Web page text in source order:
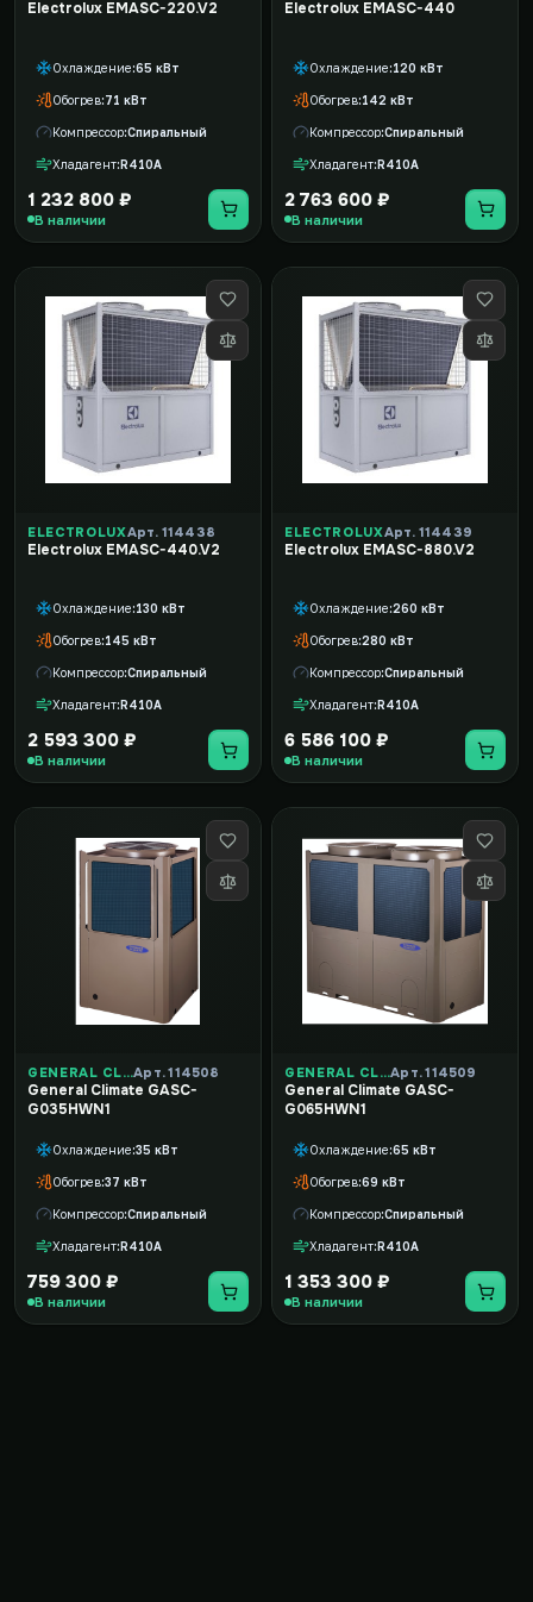
Electrolux EMASC-220.V2
Охлаждение 65 кВт
Обогрев 71 кВт
Компрессор Спиральный
Хладагент R410A
1 232 800 ₽
В наличии
Electrolux EMASC-440
Охлаждение 120 кВт
Обогрев 142 кВт
Компрессор Спиральный
Хладагент R410A
2 763 600 ₽
В наличии
ELECTROLUXАрт. 114438
Electrolux EMASC-440.V2
Охлаждение 130 кВт
Обогрев 145 кВт
Компрессор Спиральный
Хладагент R410A
2 593 300 ₽
В наличии
ELECTROLUXАрт. 114439
Electrolux EMASC-880.V2
Охлаждение 260 кВт
Обогрев 280 кВт
Компрессор Спиральный
Хладагент R410A
6 586 100 ₽
В наличии
GENERAL CLIMATEАрт. 114508
General Climate GASC-
G035HWN1
Охлаждение 35 кВт
Обогрев 37 кВт
Компрессор Спиральный
Хладагент R410A
759 300 ₽
В наличии
GENERAL CLIMATEАрт. 114509
General Climate GASC-
G065HWN1
Охлаждение 65 кВт
Обогрев 69 кВт
Компрессор Спиральный
Хладагент R410A
1 353 300 ₽
В наличии